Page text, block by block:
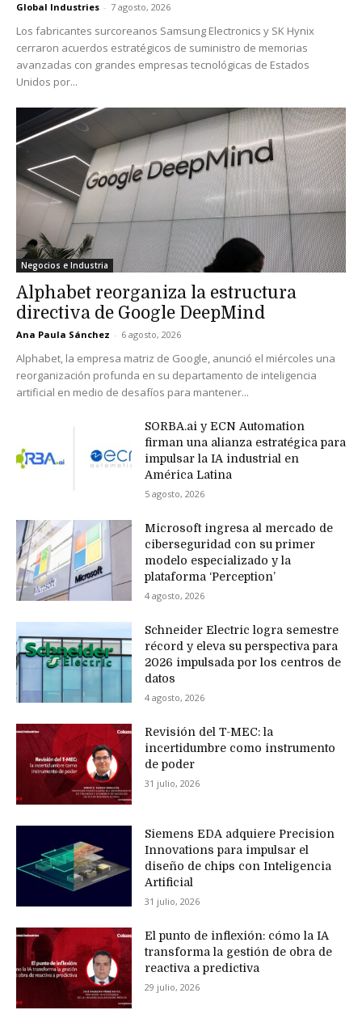
Global Industries - 7 agosto, 2026
Los fabricantes surcoreanos Samsung Electronics y SK Hynix
cerraron acuerdos estratégicos de suministro de memorias
avanzadas con grandes empresas tecnológicas de Estados
Unidos por...
Negocios e Industria
Alphabet reorganiza la estructura
directiva de Google DeepMind
Ana Paula Sánchez - 6 agosto, 2026
Alphabet, la empresa matriz de Google, anunció el miércoles una
reorganización profunda en su departamento de inteligencia
artificial en medio de desafíos para mantener...
SORBA.ai y ECN Automation
firman una alianza estratégica para
impulsar la IA industrial en
América Latina
5 agosto, 2026
Microsoft ingresa al mercado de
ciberseguridad con su primer
modelo especializado y la
plataforma ‘Perception’
4 agosto, 2026
Schneider Electric logra semestre
récord y eleva su perspectiva para
2026 impulsada por los centros de
datos
4 agosto, 2026
Revisión del T-MEC: la
incertidumbre como instrumento
de poder
31 julio, 2026
Siemens EDA adquiere Precision
Innovations para impulsar el
diseño de chips con Inteligencia
Artificial
31 julio, 2026
El punto de inflexión: cómo la IA
transforma la gestión de obra de
reactiva a predictiva
29 julio, 2026